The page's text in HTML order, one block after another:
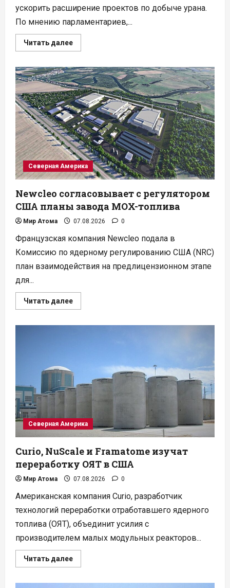
ускорить расширение проектов по добыче урана.
По мнению парламентариев,...
Читать далееПрочитать
больше
Индии
призвал
ускорить
добычу
урана
для
атомной
программы
Северная Америка
Newcleo согласовывает с регулятором
США планы завода MOX-топлива
Мир Атома 07.08.2026 0
Французская компания Newcleo подала в
Комиссию по ядерному регулированию США (NRC)
план взаимодействия на предлицензионном этапе
для...
Читать далееПрочитать
больше
MOX-
топлива
Северная Америка
Curio, NuScale и Framatome изучат
переработку ОЯТ в США
Мир Атома 07.08.2026 0
Американская компания Curio, разработчик
технологий переработки отработавшего ядерного
топлива (ОЯТ), объединит усилия с
производителем малых модульных реакторов...
Читать далееПрочитать
больше